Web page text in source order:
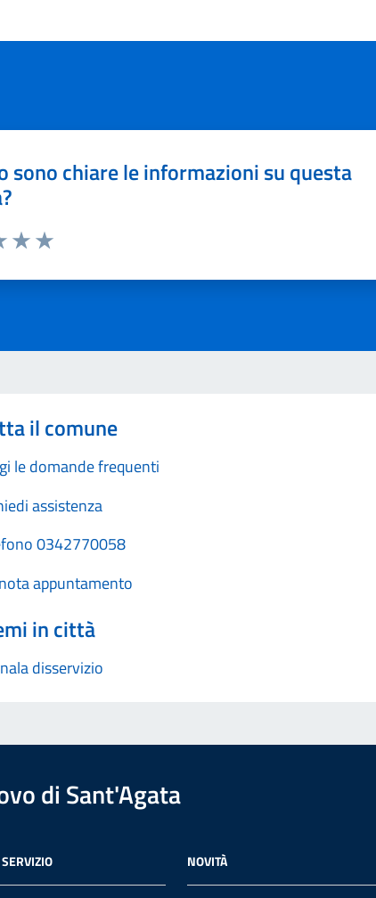
sono chiare le informazioni su questa
il comune
le domande frequenti
assistenza
0342770058
appuntamento
in città
disservizio
di Sant'Agata
NOVITÀ